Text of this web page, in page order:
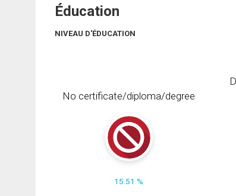
Éducation
NIVEAU D'ÉDUCATION
No certificate/diploma/degree
15.51 %